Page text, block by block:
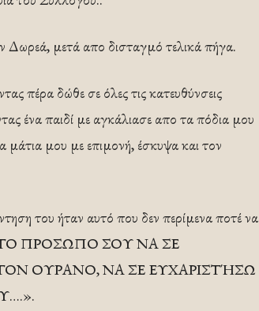
Δωρεά, μετά απο δισταγμό τελικά πήγα.
πέρα δώθε σε όλες τις κατευθύνσεις
ένα παιδί με αγκάλιασε απο τα πόδια μου
μου με επιμονή, έσκυψα και τον
του ήταν αυτό που δεν περίμενα ποτέ να
ΤΟ ΠΡΟΣΩΠΟ ΣΟΥ ΝΑ ΣΕ
ΟΥΡΑΝΟ, ΝΑ ΣΕ ΕΥΧΑΡΙΣΤΉΣΩ